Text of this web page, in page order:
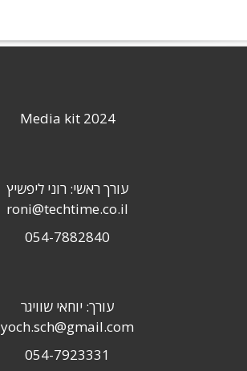
Media kit 2024
עורך ראשי: רוני ליפשיץ
roni@techtime.co.il
054-7882840
עורך: יוחאי שוויגר
yoch.sch@gmail.com
054-7923331